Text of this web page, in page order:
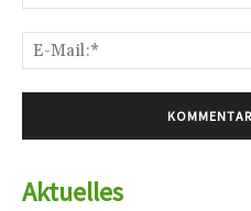
Aktuelles